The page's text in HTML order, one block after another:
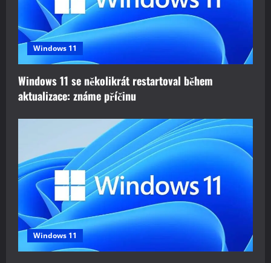
Windows 11
Windows 11 se několikrát restartoval během
aktualizace: známe příčinu
Windows 11